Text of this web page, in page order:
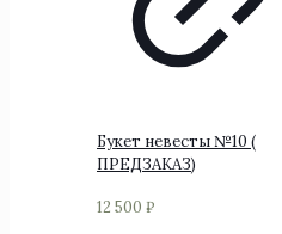
Букет невесты №10 (
ПРЕДЗАКАЗ)
12 500 ₽